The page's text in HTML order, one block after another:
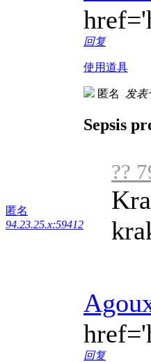
回复
使用道具
匿名
94.23.25.x:59412
匿名 发表
Sepsis
??
回复